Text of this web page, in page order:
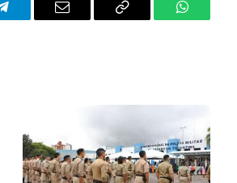
Telegram Email
Copy
WhatsApp